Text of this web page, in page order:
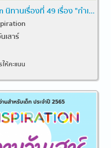
ทานเรื่องที่ 49 เรื่อง "กำเ...
เสาร์
ห้คะแนน